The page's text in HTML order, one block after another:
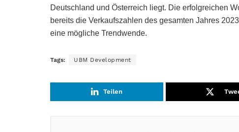
Deutschland und Österreich liegt. Die erfolgreichen
bereits die Verkaufszahlen des gesamten Jahres
eine mögliche Trendwende.
Tags: UBM Development
Teilen